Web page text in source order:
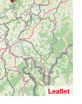
Leaflet